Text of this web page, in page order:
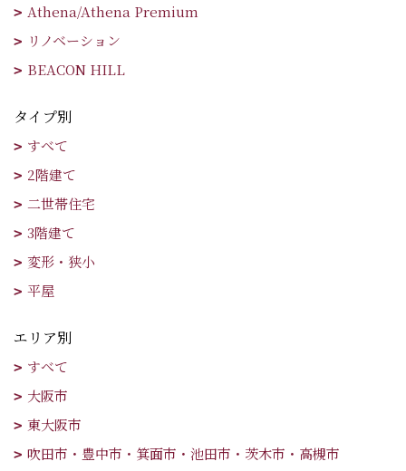
Athena/Athena Premium
リノベーション
BEACON HILL
タイプ別
すべて
2階建て
二世帯住宅
3階建て
変形・狭小
平屋
エリア別
すべて
大阪市
東大阪市
吹田市・豊中市・箕面市・池田市・茨木市・高槻市